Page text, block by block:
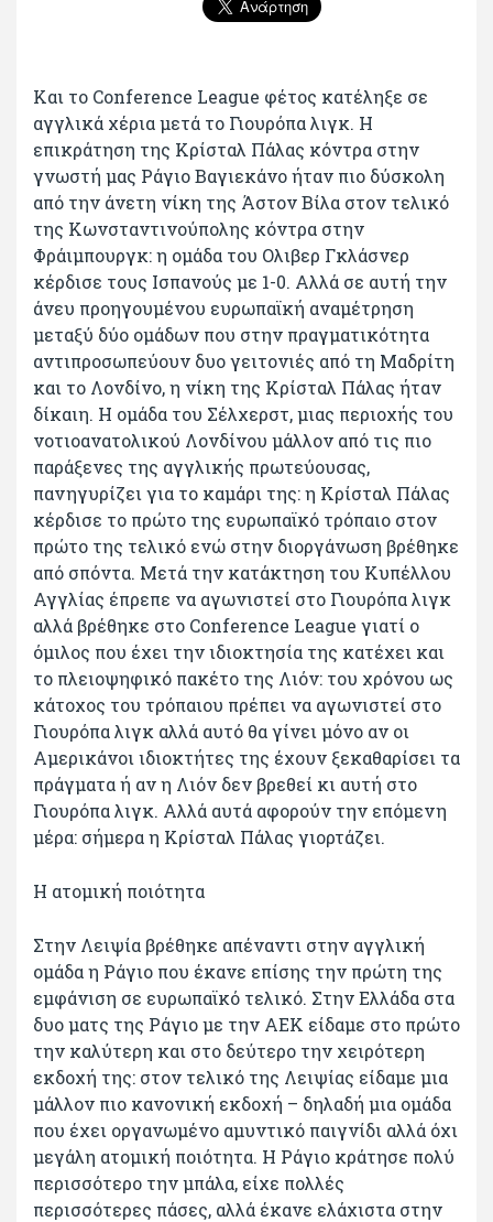
Και το Conference League φέτος κατέληξε σε
αγγλικά χέρια μετά το Γιουρόπα λιγκ. Η
επικράτηση της Κρίσταλ Πάλας κόντρα στην
γνωστή μας Ράγιο Βαγιεκάνο ήταν πιο δύσκολη
από την άνετη νίκη της Άστον Βίλα στον τελικό
της Κωνσταντινούπολης κόντρα στην
Φράιμπουργκ: η ομάδα του Ολιβερ Γκλάσνερ
κέρδισε τους Ισπανούς με 1-0. Αλλά σε αυτή την
άνευ προηγουμένου ευρωπαϊκή αναμέτρηση
μεταξύ δύο ομάδων που στην πραγματικότητα
αντιπροσωπεύουν δυο γειτονιές από τη Μαδρίτη
και το Λονδίνο, η νίκη της Κρίσταλ Πάλας ήταν
δίκαιη. Η ομάδα του Σέλχερστ, μιας περιοχής του
νοτιοανατολικού Λονδίνου μάλλον από τις πιο
παράξενες της αγγλικής πρωτεύουσας,
πανηγυρίζει για το καμάρι της: η Κρίσταλ Πάλας
κέρδισε το πρώτο της ευρωπαϊκό τρόπαιο στον
πρώτο της τελικό ενώ στην διοργάνωση βρέθηκε
από σπόντα. Μετά την κατάκτηση του Κυπέλλου
Αγγλίας έπρεπε να αγωνιστεί στο Γιουρόπα λιγκ
αλλά βρέθηκε στο Conference League γιατί ο
όμιλος που έχει την ιδιοκτησία της κατέχει και
το πλειοψηφικό πακέτο της Λιόν: του χρόνου ως
κάτοχος του τρόπαιου πρέπει να αγωνιστεί στο
Γιουρόπα λιγκ αλλά αυτό θα γίνει μόνο αν οι
Αμερικάνοι ιδιοκτήτες της έχουν ξεκαθαρίσει τα
πράγματα ή αν η Λιόν δεν βρεθεί κι αυτή στο
Γιουρόπα λιγκ. Αλλά αυτά αφορούν την επόμενη
μέρα: σήμερα η Κρίσταλ Πάλας γιορτάζει.
Η ατομική ποιότητα
Στην Λειψία βρέθηκε απέναντι στην αγγλική
ομάδα η Ράγιο που έκανε επίσης την πρώτη της
εμφάνιση σε ευρωπαϊκό τελικό. Στην Ελλάδα στα
δυο ματς της Ράγιο με την ΑΕΚ είδαμε στο πρώτο
την καλύτερη και στο δεύτερο την χειρότερη
εκδοχή της: στον τελικό της Λειψίας είδαμε μια
μάλλον πιο κανονική εκδοχή – δηλαδή μια ομάδα
που έχει οργανωμένο αμυντικό παιγνίδι αλλά όχι
μεγάλη ατομική ποιότητα. Η Ράγιο κράτησε πολύ
περισσότερο την μπάλα, είχε πολλές
περισσότερες πάσες, αλλά έκανε ελάχιστα στην